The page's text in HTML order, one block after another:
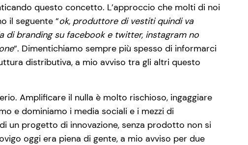
questo concetto. L’approccio che molti di noi
il seguente “ok, produttore di vestiti quindi va
branding su facebook e twitter, instagram no
“. Dimentichiamo sempre più spesso di informarci
distributiva, a mio avviso tra gli altri questo
Amplificare il nulla è molto rischioso, ingaggiare
e dominiamo i media sociali e i mezzi di
un progetto di innovazione, senza prodotto non si
oggi era piena di gente, a mio avviso per due